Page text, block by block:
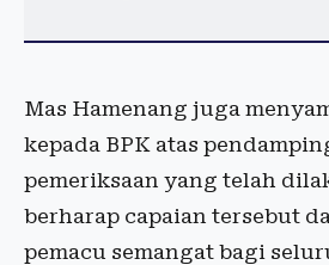
Mas Hamenang juga
kepada BPK atas
pemeriksaan yang telah
berharap capaian tersebut
pemacu semangat bagi